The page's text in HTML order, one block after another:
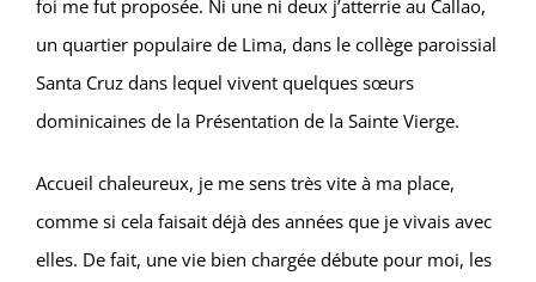
foi me fut proposée. Ni une ni deux j’atterrie au Callao,
un quartier populaire de Lima, dans le collège paroissial
Santa Cruz dans lequel vivent quelques sœurs
dominicaines de la Présentation de la Sainte Vierge.
Accueil chaleureux, je me sens très vite à ma place,
comme si cela faisait déjà des années que je vivais avec
elles. De fait, une vie bien chargée débute pour moi, les